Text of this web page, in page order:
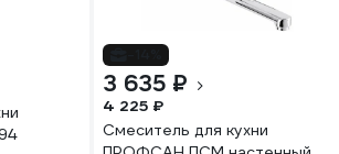
3 635 ₽
4 225 ₽
Смеситель для кухни